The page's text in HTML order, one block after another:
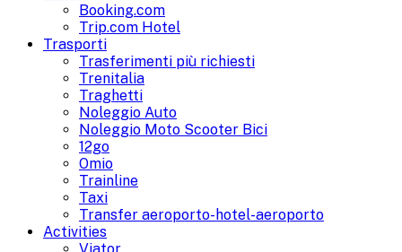
Booking.com
Trip.com Hotel
Trasporti
Trasferimenti più richiesti
Trenitalia
Traghetti
Noleggio Auto
Noleggio Moto Scooter Bici
12go
Omio
Trainline
Taxi
Transfer aeroporto-hotel-aeroporto
Activities